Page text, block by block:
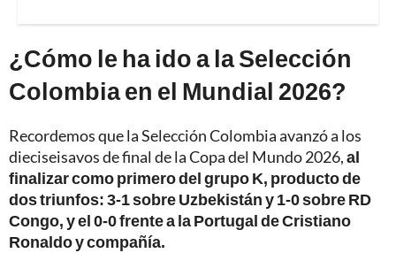
¿Cómo le ha ido a la Selección
Colombia en el Mundial 2026?
Recordemos que la Selección Colombia avanzó a los
dieciseisavos de final de la Copa del Mundo 2026,al
finalizar como primero del grupo K, producto de
dos triunfos: 3-1 sobre Uzbekistán y 1-0 sobre RD
Congo, y el 0-0 frente a la Portugal de Cristiano
Ronaldo y compañía.